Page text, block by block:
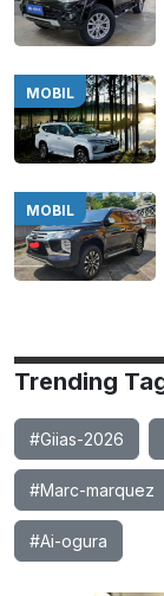
MOBIL
MOBIL
Trending
#Giias-2026
#Marc-marquez
#Ai-ogura